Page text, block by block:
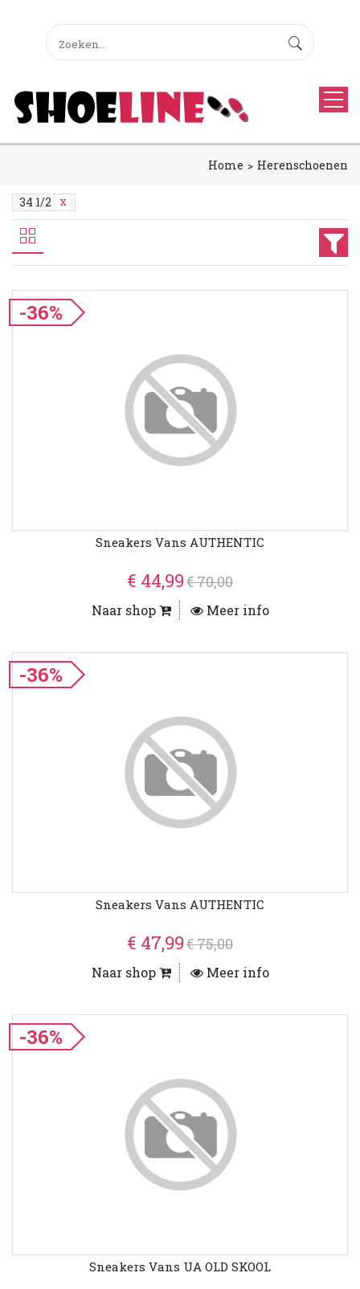
Home Herenschoenen
34 1/2
-36%
Sneakers Vans AUTHENTIC
€ 44,99€ 70,00
Naar shop Meer info
-36%
Sneakers Vans AUTHENTIC
€ 47,99€ 75,00
Naar shop Meer info
-36%
Sneakers Vans UA OLD SKOOL